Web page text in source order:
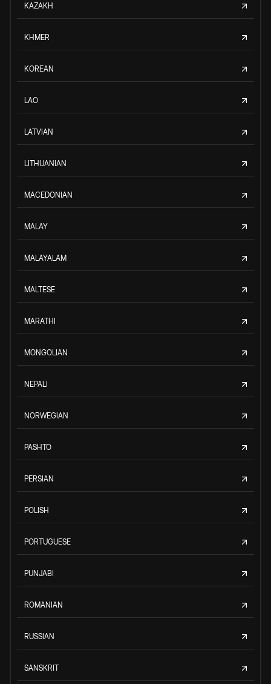
KAZAKH
KHMER
KOREAN
LAO
LATVIAN
LITHUANIAN
MACEDONIAN
MALAY
MALAYALAM
MALTESE
MARATHI
MONGOLIAN
NEPALI
NORWEGIAN
PASHTO
PERSIAN
POLISH
PORTUGUESE
PUNJABI
ROMANIAN
RUSSIAN
SANSKRIT